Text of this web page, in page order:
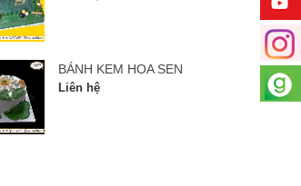
BÁNH KEM HOA SEN
Liên hệ